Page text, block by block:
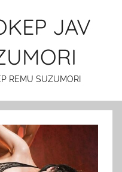
JAV
REMU SUZUMORI